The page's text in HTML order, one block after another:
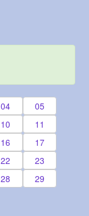
04
05
10
11
16
17
22
23
28
29